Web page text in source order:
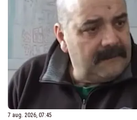
7 aug. 2026, 07:45